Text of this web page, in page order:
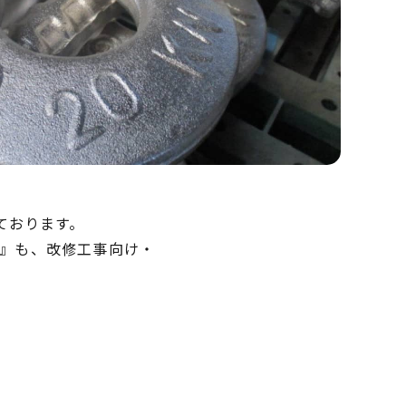
ります。
も、改修工事向け・